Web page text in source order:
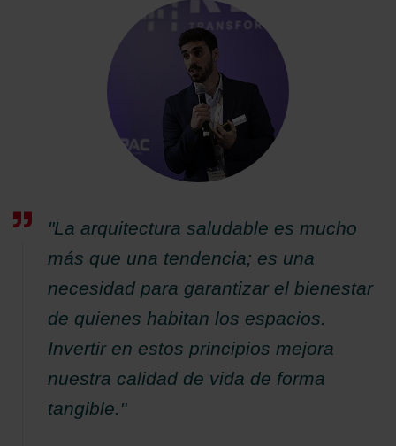
"La arquitectura saludable es mucho
más que una tendencia; es una
necesidad para garantizar el bienestar
de quienes habitan los espacios.
Invertir en estos principios mejora
nuestra calidad de vida de forma
tangible."